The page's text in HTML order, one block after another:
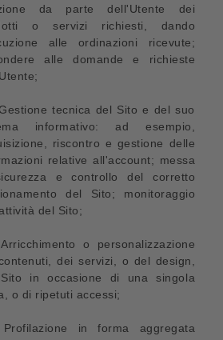
da parte dell'Utente dei
o servizi richiesti, dando
alle ordinazioni ricevute;
alle domande e richieste
Gestione tecnica del Sito e del suo
informativo: ad esempio,
riscontro e gestione delle
relative all'account; messa
e controllo del corretto
del Sito; monitoraggio
del Sito;
Arricchimento o personalizzazione
dei servizi, o del design,
in occasione di una singola
o di ripetuti accessi;
Profilazione in forma aggregata